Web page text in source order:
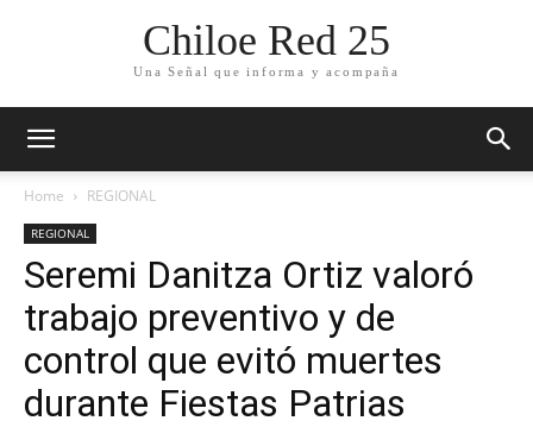
Chiloe Red 25
Una Señal que informa y acompaña
Home REGIONAL
REGIONAL
Seremi Danitza Ortiz valoró
trabajo preventivo y de
control que evitó muertes
durante Fiestas Patrias